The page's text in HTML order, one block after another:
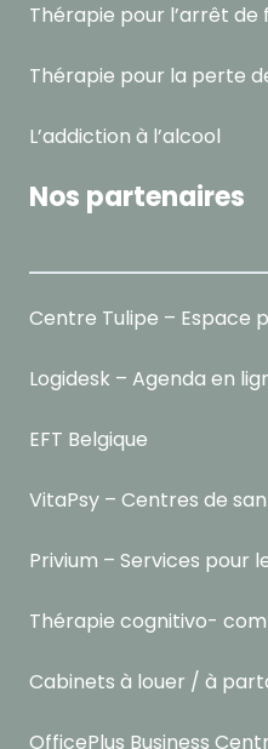
Thérapie pour l’arrêt de
Thérapie pour la perte
L’addiction à l’alcool
Nos partenaires
Centre Tulipe –
Logidesk – Agenda en
EFT Belgique
VitaPsy – Centres de
Privium – Services pour
Thérapie cognitivo-
Cabinets à louer / à
OfficePlus Business